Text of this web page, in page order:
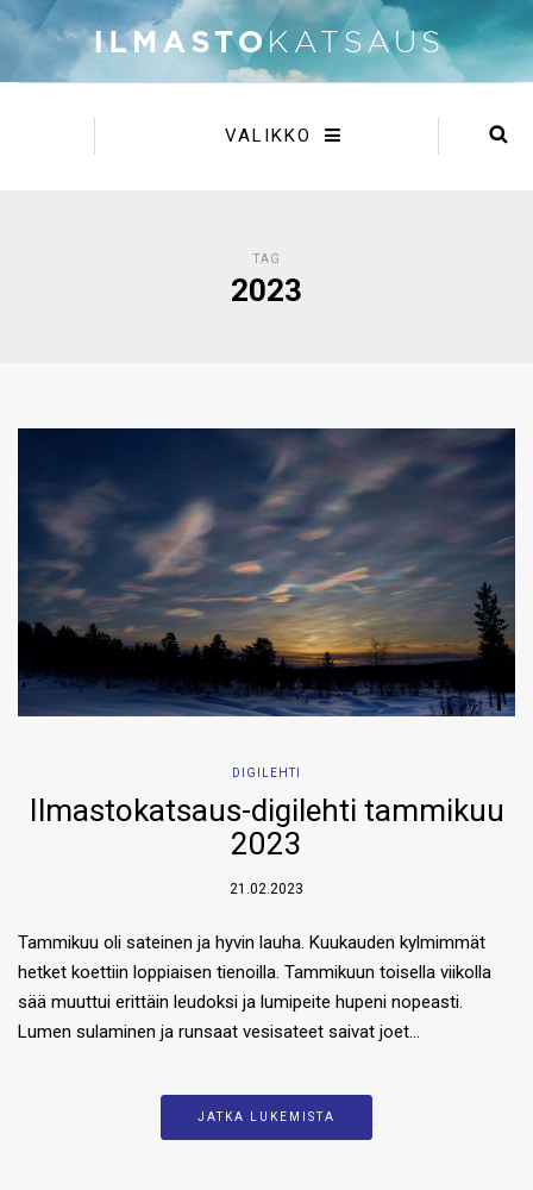
VALIKKO
TAG
2023
DIGILEHTI
Ilmastokatsaus-digilehti tammikuu
2023
21.02.2023
Tammikuu oli sateinen ja hyvin lauha. Kuukauden kylmimmät
hetket koettiin loppiaisen tienoilla. Tammikuun toisella viikolla
sää muuttui erittäin leudoksi ja lumipeite hupeni nopeasti.
Lumen sulaminen ja runsaat vesisateet saivat joet…
JATKA LUKEMISTA